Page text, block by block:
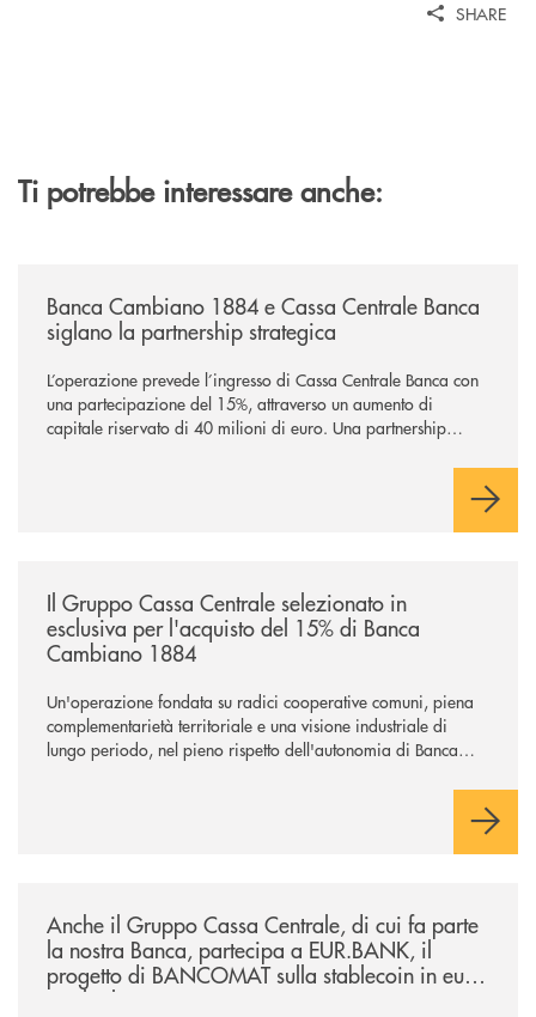
SHARE
Ti potrebbe interessare anche:
Banca Cambiano 1884 e Cassa Centrale Banca
siglano la partnership strategica
L’operazione prevede l’ingresso di Cassa Centrale Banca con
una partecipazione del 15%, attraverso un aumento di
capitale riservato di 40 milioni di euro. Una partnership
comuni e sulla prossimità ai territori, per ampliare l’offerta e
Il Gruppo Cassa Centrale selezionato in
esclusiva per l'acquisto del 15% di Banca
Cambiano 1884
Un'operazione fondata su radici cooperative comuni, piena
complementarietà territoriale e una visione industriale di
lungo periodo, nel pieno rispetto dell'autonomia di Banca
negoziazione esclusiva per la finalizzazione dell’operazione.
Anche il Gruppo Cassa Centrale, di cui fa parte
la nostra Banca, partecipa a EUR.BANK, il
progetto di BANCOMAT sulla stablecoin in euro
e sul relativo ecosistema